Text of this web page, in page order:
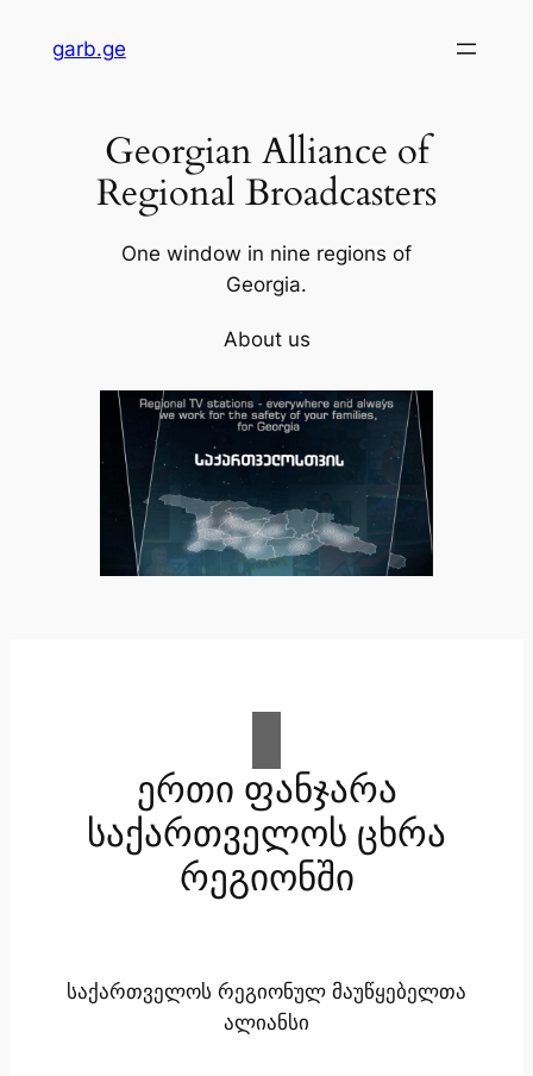
garb.ge
Georgian Alliance of
Regional Broadcasters
One window in nine regions of
Georgia.
About us
ერთი ფანჯარა
საქართველოს ცხრა
რეგიონში
საქართველოს რეგიონულ მაუწყებელთა
ალიანსი